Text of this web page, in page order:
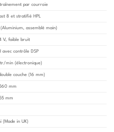
par courroie
8 et stratifié HPL
(Aluminium, assemblé main)
V, faible bruit
avec contrôle DSP
min (électronique)
couche (16 mm)
mm
mm
(Made in UK)